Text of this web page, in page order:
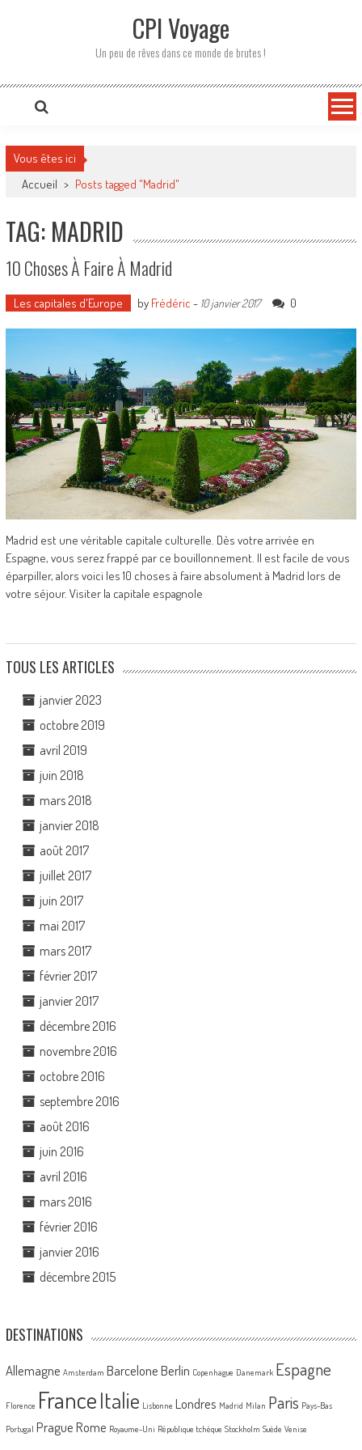
CPI Voyage
Un peu de rêves dans ce monde de brutes !
Vous êtes ici
Accueil > Posts tagged "Madrid"
TAG: MADRID
10 Choses À Faire À Madrid
Les capitales d'Europe by Frédéric - 10 janvier 2017 0
Madrid est une véritable capitale culturelle. Dès votre arrivée en
Espagne, vous serez frappé par ce bouillonnement. Il est facile de vous
éparpiller, alors voici les 10 choses à faire absolument à Madrid lors de
votre séjour. Visiter la capitale espagnole
TOUS LES ARTICLES
janvier 2023
octobre 2019
avril 2019
juin 2018
mars 2018
janvier 2018
août 2017
juillet 2017
juin 2017
mai 2017
mars 2017
février 2017
janvier 2017
décembre 2016
novembre 2016
octobre 2016
septembre 2016
août 2016
juin 2016
avril 2016
mars 2016
février 2016
janvier 2016
décembre 2015
DESTINATIONS
Allemagne Amsterdam BarceloneBerlin Copenhague Danemark Espagne
Florence FranceItalie Lisbonne Londres Madrid Milan Paris Pays-Bas
Portugal PragueRome Royaume-Uni République tchèque Stockholm Suède Venise